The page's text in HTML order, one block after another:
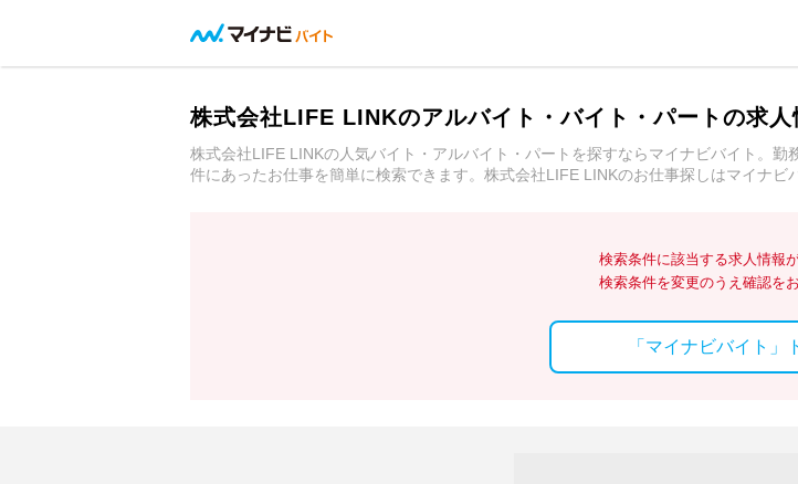
株式会社LIFE LINKのアルバイト・バイト・パートの求人
株式会社LIFE LINKの人気バイト・アルバイト・パートを探すならマイナビバイト。
件にあったお仕事を簡単に検索できます。株式会社LIFE LINKのお仕事探しはマイナビ
検索条件に該当する求人情報
検索条件を変更のうえ確認を
「マイナビバイト」